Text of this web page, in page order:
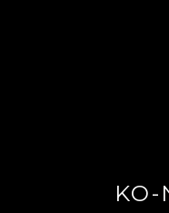
KO-